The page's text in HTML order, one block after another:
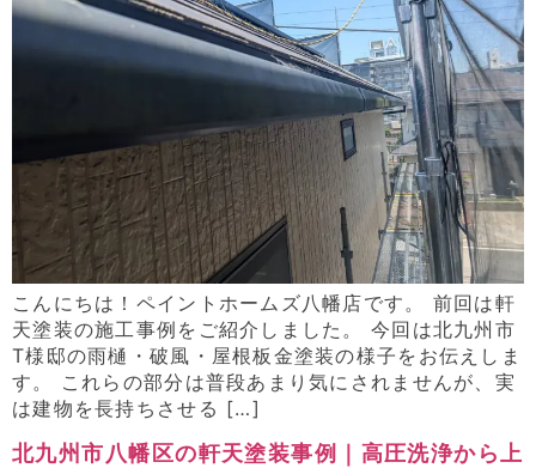
こんにちは！ペイントホームズ八幡店です。 前回は軒
天塗装の施工事例をご紹介しました。 今回は北九州市
T様邸の雨樋・破風・屋根板金塗装の様子をお伝えしま
す。 これらの部分は普段あまり気にされませんが、実
は建物を長持ちさせる […]
北九州市八幡区の軒天塗装事例｜高圧洗浄から上